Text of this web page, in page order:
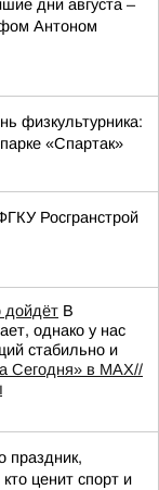
дни августа –
Антоном
физкультурника:
«Спартак»
Росгранстрой
дойдёт В
однако у нас
стабильно и
Сегодня» в MAX//
праздник,
ценит спорт и